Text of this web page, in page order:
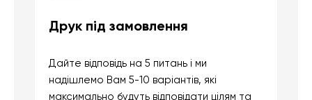
Друк під замовлення
Дайте відповідь на 5 питань і ми
надішлемо Вам 5-10 варіантів, які
максимально будуть відповідати цілям та